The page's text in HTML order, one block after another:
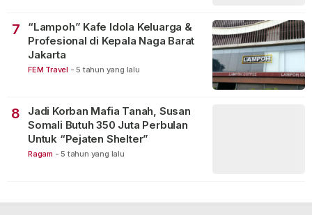
7
“Lampoh” Kafe Idola Keluarga &
Profesional di Kepala Naga Barat
Jakarta
FEM Travel - 5 tahun yang lalu
8
Jadi Korban Mafia Tanah, Susan
Somali Butuh 350 Juta Perbulan
Untuk “Pejaten Shelter”
Ragam - 5 tahun yang lalu